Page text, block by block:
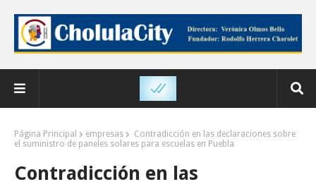
Página Principal empresas
Contradicción en las declaraciones sobre
el suministro de paneles solares para escuelas en Puebla
Contradicción en las